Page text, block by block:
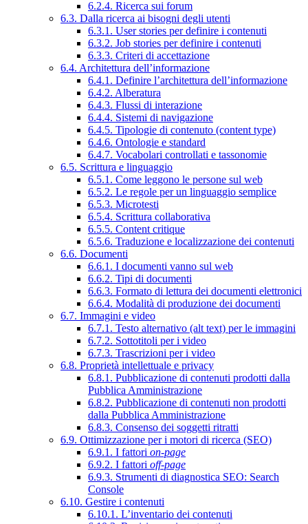
6.2.4. Ricerca sui forum
6.3. Dalla ricerca ai bisogni degli utenti
6.3.1. User stories per definire i contenuti
6.3.2. Job stories per definire i contenuti
6.3.3. Criteri di accettazione
6.4. Architettura dell’informazione
6.4.1. Definire l’architettura dell’informazione
6.4.2. Alberatura
6.4.3. Flussi di interazione
6.4.4. Sistemi di navigazione
6.4.5. Tipologie di contenuto (content type)
6.4.6. Ontologie e standard
6.4.7. Vocabolari controllati e tassonomie
6.5. Scrittura e linguaggio
6.5.1. Come leggono le persone sul web
6.5.2. Le regole per un linguaggio semplice
6.5.3. Microtesti
6.5.4. Scrittura collaborativa
6.5.5. Content critique
6.5.6. Traduzione e localizzazione dei contenuti
6.6. Documenti
6.6.1. I documenti vanno sul web
6.6.2. Tipi di documenti
6.6.3. Formato di lettura dei documenti elettronici
6.6.4. Modalità di produzione dei documenti
6.7. Immagini e video
6.7.1. Testo alternativo (alt text) per le immagini
6.7.2. Sottotitoli per i video
6.7.3. Trascrizioni per i video
6.8. Proprietà intellettuale e privacy
6.8.1. Pubblicazione di contenuti prodotti dalla
Pubblica Amministrazione
6.8.2. Pubblicazione di contenuti non prodotti
dalla Pubblica Amministrazione
6.8.3. Consenso dei soggetti ritratti
6.9. Ottimizzazione per i motori di ricerca (SEO)
6.9.1. I fattori on-page
6.9.2. I fattori off-page
6.9.3. Strumenti di diagnostica SEO: Search
Console
6.10. Gestire i contenuti
6.10.1. L’inventario dei contenuti